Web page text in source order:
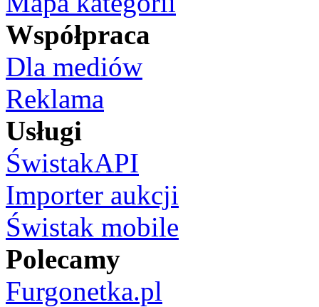
Współpraca
Dla mediów
Reklama
Usługi
ŚwistakAPI
Importer aukcji
Świstak mobile
Polecamy
Furgonetka.pl